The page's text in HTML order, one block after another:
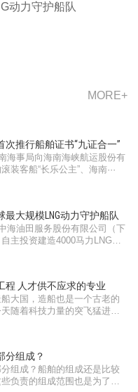
动力守护船队
MORE+
次推行船舶证书“九证合一”
海事局向海南海峡航运股份有
装客船“长乐公主”、海南···
最大规模LNG动力守护船队
海油田服务股份有限公司（下
主投资建造4000马力LNG动
程 人才供不应求的专业
大国，造船也是一个古老的
随着科技力量的突飞猛进，
分组成？
组成？船舶的组成还是比较
负责的组成范围也是为了保